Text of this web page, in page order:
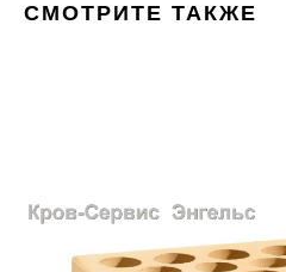
СМОТРИТЕ ТАКЖЕ